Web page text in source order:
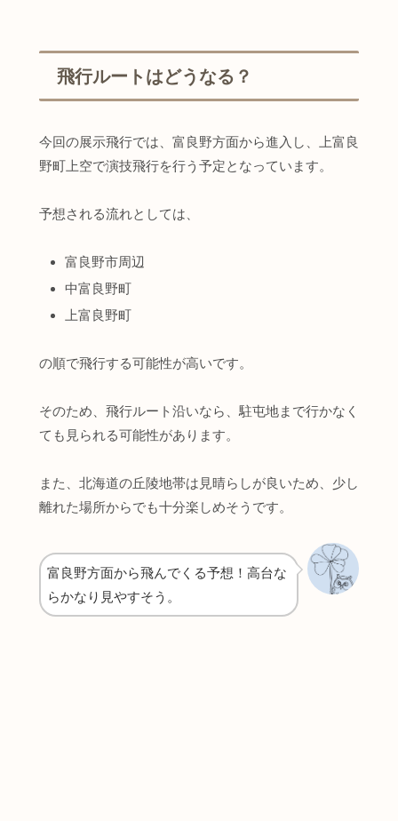
飛行ルートはどうなる？
今回の展示飛行では、富良野方面から進入し、上富良
野町上空で演技飛行を行う予定となっています。
予想される流れとしては、
富良野市周辺
中富良野町
上富良野町
の順で飛行する可能性が高いです。
そのため、飛行ルート沿いなら、駐屯地まで行かなく
ても見られる可能性があります。
また、北海道の丘陵地帯は見晴らしが良いため、少し
離れた場所からでも十分楽しめそうです。
富良野方面から飛んでくる予想！高台な
らかなり見やすそう。